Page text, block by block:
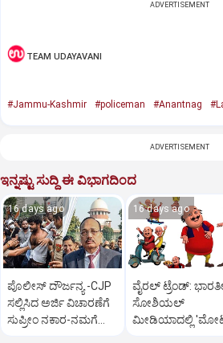
ADVERTISEMENT
TEAM UDAYAVANI
#Jammu-Kashmir #policeman #Anantnag
ADVERTISEMENT
ಇನ್ನಷ್ಟು ಸುದ್ದಿ ಈ ವಿಭಾಗದಿಂದ
16 days ago
ಪೊಲೀಸ್‌ ದೌರ್ಜನ್ಯ -CJP
ಸಲ್ಲಿಸಿದ ಅರ್ಜಿ ವಿಚಾರಣೆಗೆ
ಸುಪ್ರೀಂ ನಕಾರ-ನಮಗೆ
16 days ago
ವೈರಲ್ ಟ್ರೆಂಡ್:
ಸೋಶಿಯಲ್
ಮೀಡಿಯಾದಲ್ಲಿ